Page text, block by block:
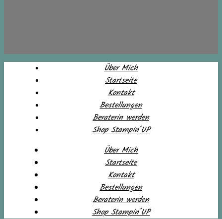
Über Mich
Startseite
Kontakt
Bestellungen
Beraterin werden
Shop Stampin´UP
Über Mich
Startseite
Kontakt
Bestellungen
Beraterin werden
Shop Stampin´UP